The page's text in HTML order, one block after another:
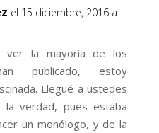
el 15 diciembre, 2016 a
ver la mayoría de los
publicado, estoy
Llegué a ustedes
la verdad, pues estaba
un monólogo, y de la